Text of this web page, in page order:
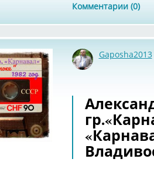
Комментарии (0)
Gaposha2013